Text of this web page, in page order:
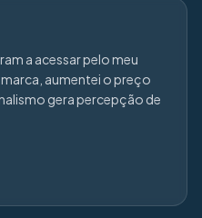
a acessar pelo meu
aumentei o preço
gera percepção de